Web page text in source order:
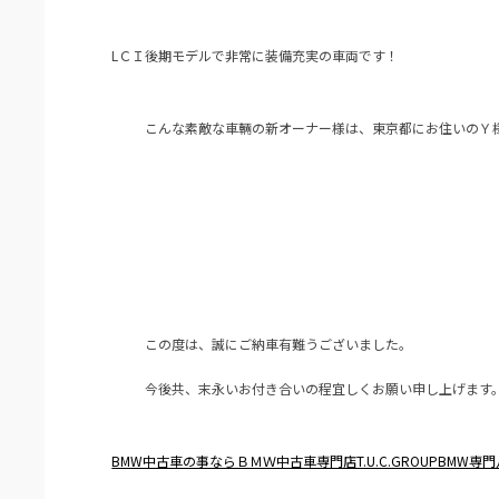
LＣＩ後期モデルで非常に装備充実の車両です！
こんな素敵な車輛の新オーナー様は、東京都にお住いのＹ
この度は、誠にご納車有難うございました。
今後共、末永いお付き合いの程宜しくお願い申し上げます。
BMW中古車の事ならＢＭＷ中古車専門店T.U.C.GROUPBMW専